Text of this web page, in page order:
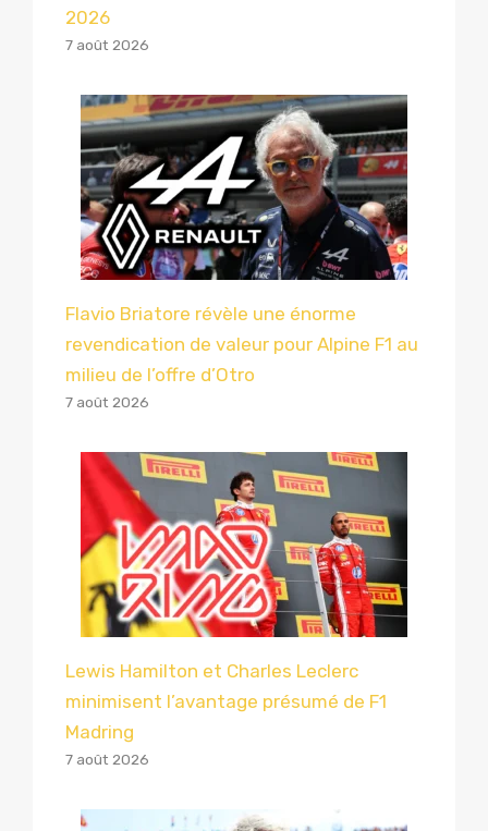
2026
7 août 2026
Flavio Briatore révèle une énorme
revendication de valeur pour Alpine F1 au
milieu de l’offre d’Otro
7 août 2026
Lewis Hamilton et Charles Leclerc
minimisent l’avantage présumé de F1
Madring
7 août 2026